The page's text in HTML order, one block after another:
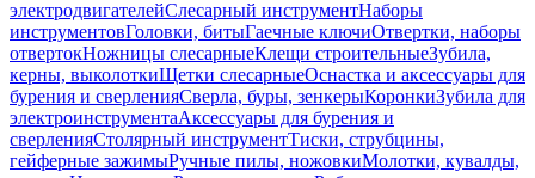
электродвигателейСлесарный инструментНаборы
инструментовГоловки, битыГаечные ключиОтвертки, наборы
отвертокНожницы слесарныеКлещи строительныеЗубила,
керны, выколоткиЩетки слесарныеОснастка и аксессуары для
бурения и сверленияСверла, буры, зенкерыКоронкиЗубила для
электроинструментаАксессуары для бурения и
сверленияСтолярный инструментТиски, струбцины,
гейферные зажимыРучные пилы, ножовкиМолотки, кувалды,